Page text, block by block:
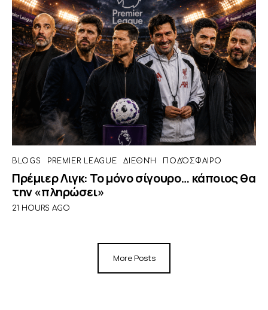
BLOGS PREMIER LEAGUE ΔΙΕΘΝΉ ΠΟΔΌΣΦΑΙΡΟ
Πρέμιερ Λιγκ: Το μόνο σίγουρο… κάποιος θα
την «πληρώσει»
21 HOURS AGO
More Posts